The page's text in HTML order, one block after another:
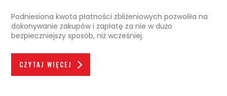
Podniesiona kwota płatności zbliżeniowych pozwoliła na
dokonywanie zakupów i zapłatę za nie w dużo
bezpieczniejszy sposób, niż wcześniej.
CZYTAJ WIĘCEJ